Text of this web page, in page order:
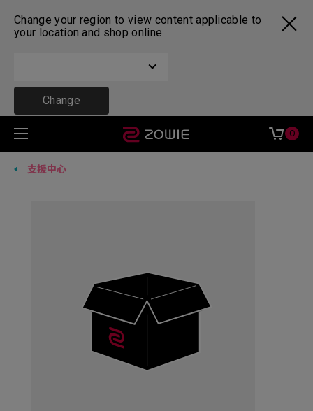
Change your region to view content applicable to
your location and shop online.
Change
0
支援中心